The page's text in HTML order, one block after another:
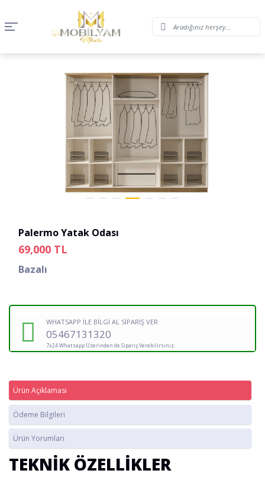
Palermo Yatak Odası
69,000 TL
Bazalı
WHATSAPP İLE BİLGİ AL SİPARİŞ VER
05467131320
7x24 Whatsapp Üzerinden de Sipariş Verebilirsiniz.
Ürün Açıklaması
Ödeme Bilgileri
Ürün Yorumları
TEKNİK ÖZELLİKLER